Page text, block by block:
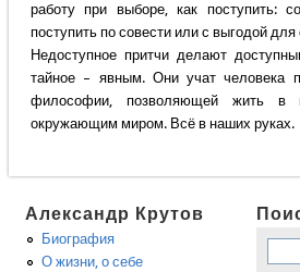
работу при выборе, как поступить:
поступить по совести или с выгодой для
Недоступное притчи делают
тайное – явным. Они учат человека
философии, позволяющей жить в
окружающим миром. Всё в наших руках.
Александр Крутов
Биография
О жизни, о себе